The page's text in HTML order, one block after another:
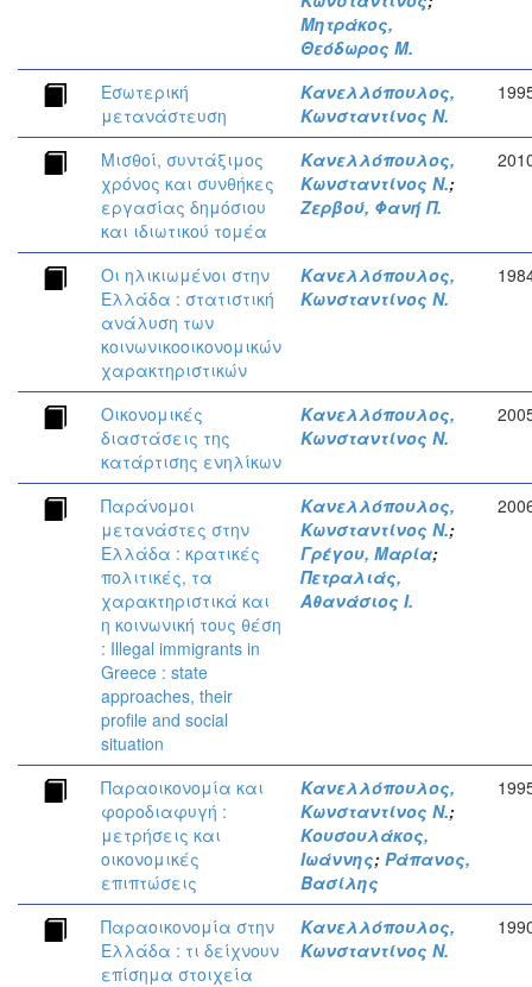
Μητράκος,
Θεόδωρος Μ.
Εσωτερική
μετανάστευση
Κανελλόπουλος,
Κωνσταντίνος Ν.
Μισθοί, συντάξιμος
χρόνος και συνθήκες
εργασίας δημόσιου
και ιδιωτικού τομέα
Κανελλόπουλος,
Κωνσταντίνος Ν.;
Ζερβού, Φανή Π.
Οι ηλικιωμένοι στην
Ελλάδα : στατιστική
ανάλυση των
κοινωνικοοικονομικών
χαρακτηριστικών
Κανελλόπουλος,
Κωνσταντίνος Ν.
Οικονομικές
διαστάσεις της
κατάρτισης ενηλίκων
Κανελλόπουλος,
Κωνσταντίνος Ν.
Παράνομοι
μετανάστες στην
Ελλάδα : κρατικές
πολιτικές, τα
χαρακτηριστικά και
η κοινωνική τους θέση
: Illegal immigrants in
Greece : state
approaches, their
profile and social
situation
Κανελλόπουλος,
Κωνσταντίνος Ν.;
Γρέγου, Μαρία;
Πετραλιάς,
Αθανάσιος Ι.
Παραοικονομία και
φοροδιαφυγή :
μετρήσεις και
οικονομικές
επιπτώσεις
Κανελλόπουλος,
Κωνσταντίνος Ν.;
Κουσουλάκος,
Ιωάννης; Ράπανος,
Βασίλης
Παραοικονομία στην
Ελλάδα : τι δείχνουν
επίσημα στοιχεία
Κανελλόπουλος,
Κωνσταντίνος Ν.